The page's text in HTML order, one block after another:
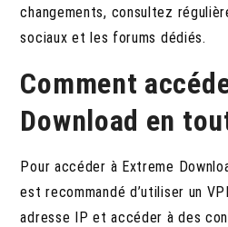
changements, consultez
sociaux et les forums dédiés.
Comment
Download en
Pour accéder à Extreme
est recommandé d’utiliser un
adresse IP et accéder à des